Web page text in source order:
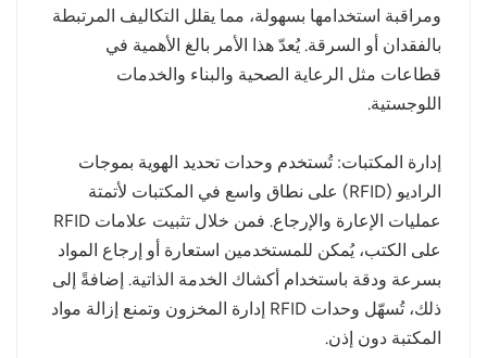
ومراقبة استخدامها بسهولة، مما يقلل التكاليف المرتبطة
بالفقدان أو السرقة. يُعدّ هذا الأمر بالغ الأهمية في
قطاعات مثل الرعاية الصحية والبناء والخدمات
اللوجستية.
إدارة المكتبات: تُستخدم وحدات تحديد الهوية بموجات
الراديو (RFID) على نطاق واسع في المكتبات لأتمتة
عمليات الإعارة والإرجاع. فمن خلال تثبيت علامات RFID
على الكتب، يُمكن للمستخدمين استعارة أو إرجاع المواد
بسرعة ودقة باستخدام أكشاك الخدمة الذاتية. إضافةً إلى
ذلك، تُسهّل وحدات RFID إدارة المخزون وتمنع إزالة مواد
المكتبة دون إذن.